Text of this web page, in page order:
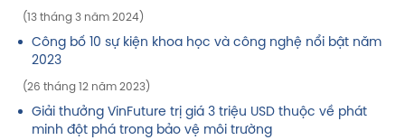
(13 tháng 3 năm 2024)
Công bố 10 sự kiện khoa học và công nghệ nổi bật năm
2023
(26 tháng 12 năm 2023)
Giải thưởng VinFuture trị giá 3 triệu USD thuộc về phát
minh đột phá trong bảo vệ môi trường